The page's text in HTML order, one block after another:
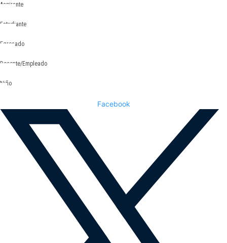
Aspirante
Estudiante
Egresado
Docente/Empleado
Niño
Facebook